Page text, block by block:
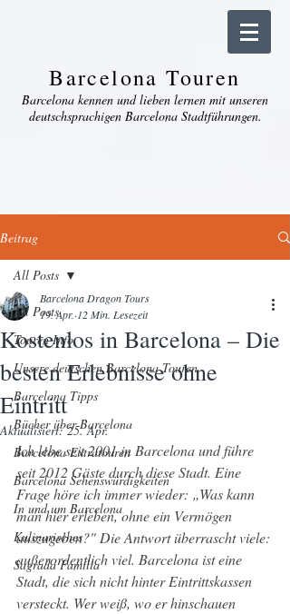
Barcelona Touren
Barcelona kennen und lieben lernen mit unseren
deutschsprachigen Barcelona Stadtführungen.
Beitrag
All Posts
Touren Info
Unsere deutschen Barcelona Touren
Barcelona Tipps
Bücher über Barcelona
Barcelona Extratouren
Barcelona Sehenswürdigkeiten
In und um Barcelona
Kulinarisches
Sagrada Família
All Posts
Kostenlos in Barcelona – Die
besten Erlebnisse ohne
Eintritt
Barcelona Dragon Tours
19. Apr. 12 Min. Lesezeit
Aktualisiert:25. Apr.
Ich lebe seit 2001 in Barcelona und führe
seit 2012 Gäste durch diese Stadt. Eine
Frage höre ich immer wieder: „Was kann
man hier erleben, ohne ein Vermögen
auszugeben?" Die Antwort überrascht viele:
außerordentlich viel. Barcelona ist eine
Stadt, die sich nicht hinter Eintrittskassen
versteckt. Wer weiß, wo er hinschauen